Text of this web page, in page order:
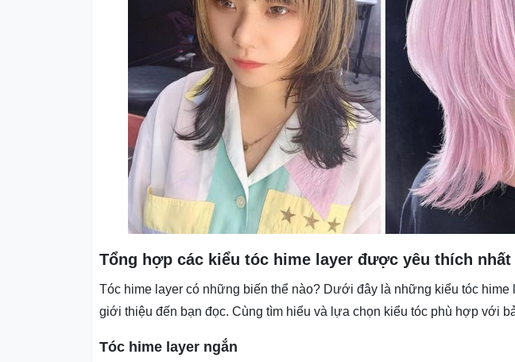
Tổng hợp các kiểu tóc hime layer được yêu thích nhất
Tóc hime layer có những biến thể nào? Dưới đây là những kiểu tóc hime
giới thiệu đến bạn đọc. Cùng tìm hiểu và lựa chọn kiểu tóc phù hợp với
Tóc hime layer ngắn